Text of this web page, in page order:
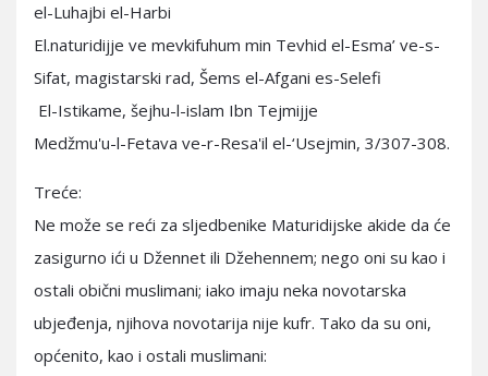
el-Luhajbi el-Harbi
El.naturidijje ve mevkifuhum min Tevhid el-Esma’ ve-s-
Sifat, magistarski rad, Šems el-Afgani es-Selefi
El-Istikame, šejhu-l-islam Ibn Tejmijje
Medžmu'u-l-Fetava ve-r-Resa'il el-‘Usejmin, 3/307-308.
Treće:
Ne može se reći za sljedbenike Maturidijske akide da će
zasigurno ići u Džennet ili Džehennem; nego oni su kao i
ostali obični muslimani; iako imaju neka novotarska
ubjeđenja, njihova novotarija nije kufr. Tako da su oni,
općenito, kao i ostali muslimani: